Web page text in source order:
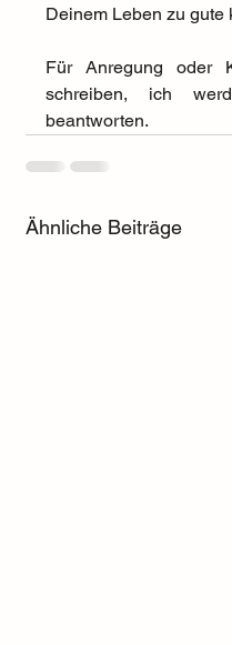
Deinem Leben zu gute
Für Anregung oder
schreiben, ich
beantworten.
Ähnliche Beiträge